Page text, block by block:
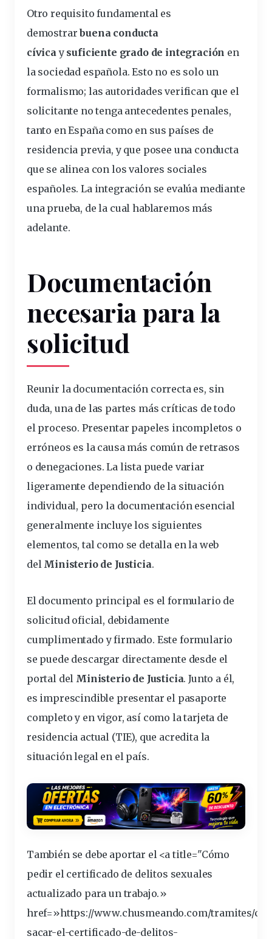
Otro requisito fundamental es
demostrarbuena conducta
cívica y suficiente grado de integración en
la sociedad española. Esto no es solo un
formalismo; las autoridades verifican que el
solicitante no tenga antecedentes penales,
tanto en España como en sus países de
residencia previa, y que posee una conducta
que se alinea con los valores sociales
españoles. La integración se evalúa mediante
una prueba, de la cual hablaremos más
adelante.
Documentación
necesaria para la
solicitud
Reunir la documentación correcta es, sin
duda, una de las partes más críticas de todo
el proceso. Presentar papeles incompletos o
erróneos es la causa más común de retrasos
o denegaciones. La lista puede variar
ligeramente dependiendo de la situación
individual, pero la documentación esencial
generalmente incluye los siguientes
elementos, tal como se detalla en la web
del Ministerio de Justicia.
El documento principal es elformulario de
solicitud oficial, debidamente
cumplimentado y firmado. Este formulario
se puede descargar directamente desde el
portal del Ministerio de Justicia. Junto a él,
es imprescindible presentar el pasaporte
completo y en vigor, así como latarjeta de
residencia actual (TIE), que acredita la
situación legal en el país.
También se debe aportar el <a title="Cómo
pedir el certificado de delitos sexuales
actualizado para un trabajo.»
href=»https://www.chusmeando.com/tramites/
sacar-el-certificado-de-delitos-